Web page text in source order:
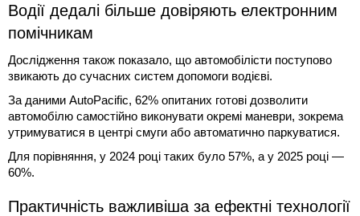
Водії дедалі більше довіряють електронним
помічникам
Дослідження також показало, що автомобілісти поступово
звикають до сучасних систем допомоги водієві.
За даними AutoPacific, 62% опитаних готові дозволити
автомобілю самостійно виконувати окремі маневри, зокрема
утримуватися в центрі смуги або автоматично паркуватися.
Для порівняння, у 2024 році таких було 57%, а у 2025 році —
60%.
Практичність важливіша за ефектні технології